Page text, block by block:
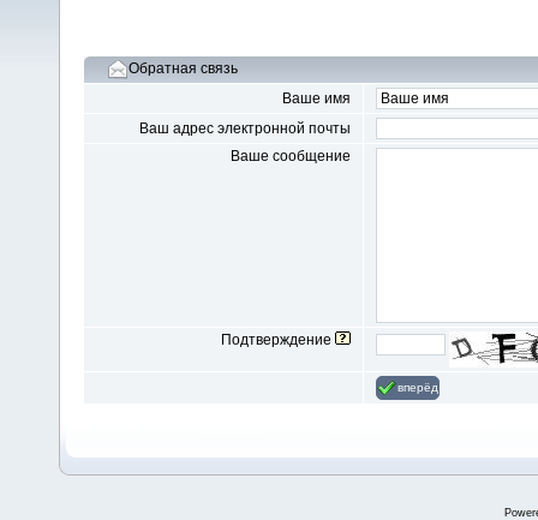
Обратная связь
Ваше имя
Ваш адрес электронной почты
Ваше сообщение
Подтверждение
вперёд